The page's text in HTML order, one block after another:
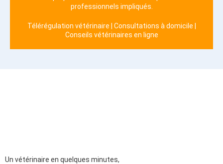
professionnels impliqués.
Télérégulation vétérinaire | Consultations à domicile |
Conseils vétérinaires en ligne
Un vétérinaire en quelques minutes,